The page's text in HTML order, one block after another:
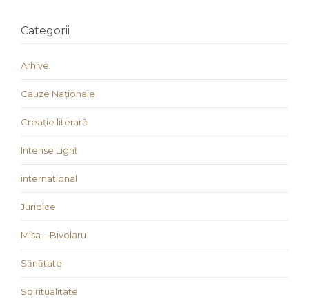
Categorii
Arhive
Cauze Naţionale
Creaţie literară
Intense Light
international
Juridice
Misa – Bivolaru
Sănătate
Spiritualitate